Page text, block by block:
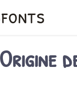
Origine